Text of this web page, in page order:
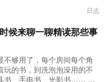
日志
候来聊一聊精读那些事
不够用了，每个房间每个角
玩的书，到洗泡泡澡用的不
书、手电书、光影书…… 在